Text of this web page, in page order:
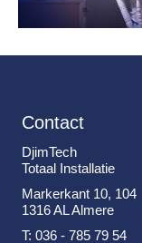
Contact
DjimTech
Totaal Installatie
Markerkant 10, 104
1316 AL Almere
T: 036 - 785 79 54